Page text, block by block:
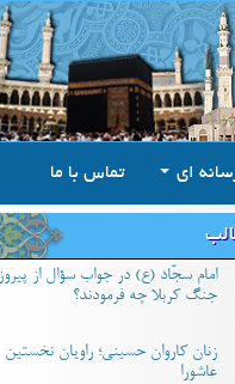
ای تماس با ما
امام سجّاد (ع) در جواب سؤال از پیروز
جنگ کربلا چه فرمودند؟
زنان کاروان حسینی؛ راویان نخستین
عاشورا